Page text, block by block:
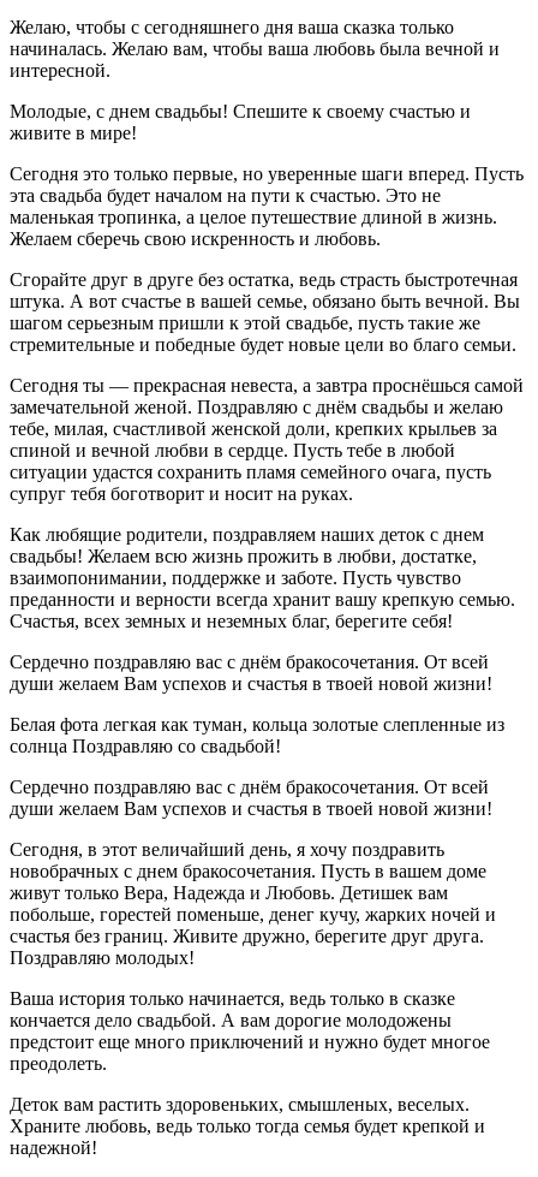
Желаю, чтобы с сегодняшнего дня ваша сказка только
начиналась. Желаю вам, чтобы ваша любовь была вечной и
интересной.
Молодые, с днем свадьбы! Спешите к своему счастью и
живите в мире!
Сегодня это только первые, но уверенные шаги вперед. Пусть
эта свадьба будет началом на пути к счастью. Это не
маленькая тропинка, а целое путешествие длиной в жизнь.
Желаем сберечь свою искренность и любовь.
Сгорайте друг в друге без остатка, ведь страсть быстротечная
штука. А вот счастье в вашей семье, обязано быть вечной. Вы
шагом серьезным пришли к этой свадьбе, пусть такие же
стремительные и победные будет новые цели во благо семьи.
Сегодня ты — прекрасная невеста, а завтра проснёшься самой
замечательной женой. Поздравляю с днём свадьбы и желаю
тебе, милая, счастливой женской доли, крепких крыльев за
спиной и вечной любви в сердце. Пусть тебе в любой
ситуации удастся сохранить пламя семейного очага, пусть
супруг тебя боготворит и носит на руках.
Как любящие родители, поздравляем наших деток с днем
свадьбы! Желаем всю жизнь прожить в любви, достатке,
взаимопонимании, поддержке и заботе. Пусть чувство
преданности и верности всегда хранит вашу крепкую семью.
Счастья, всех земных и неземных благ, берегите себя!
Сердечно поздравляю вас с днём бракосочетания. От всей
души желаем Вам успехов и счастья в твоей новой жизни!
Белая фота легкая как туман, кольца золотые слепленные из
солнца Поздравляю со свадьбой!
Сердечно поздравляю вас с днём бракосочетания. От всей
души желаем Вам успехов и счастья в твоей новой жизни!
Сегодня, в этот величайший день, я хочу поздравить
новобрачных с днем бракосочетания. Пусть в вашем доме
живут только Вера, Надежда и Любовь. Детишек вам
побольше, горестей поменьше, денег кучу, жарких ночей и
счастья без границ. Живите дружно, берегите друг друга.
Поздравляю молодых!
Ваша история только начинается, ведь только в сказке
кончается дело свадьбой. А вам дорогие молодожены
предстоит еще много приключений и нужно будет многое
преодолеть.
Деток вам растить здоровеньких, смышленых, веселых.
Храните любовь, ведь только тогда семья будет крепкой и
надежной!